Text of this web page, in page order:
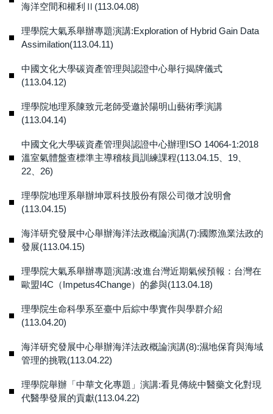
海洋空間和權利Ⅱ(113.04.08)
理學院大氣系舉辦專題演講:Exploration of Hybrid Gain Data
Assimilation(113.04.11)
中國文化大學碳資產管理與認證中心舉行揭牌儀式
(113.04.12)
理學院地理系陳致元老師受邀於陽明山藝術季演講
(113.04.14)
中國文化大學碳資產管理與認證中心辦理ISO 14064-1:2018
溫室氣體盤查標準主導稽核員訓練課程(113.04.15、19、
22、26)
理學院地理系舉辦坤眾科技股份有限公司徵才說明會
(113.04.15)
海洋研究發展中心舉辦海洋法政概論演講(7):國際漁業法政的
發展(113.04.15)
理學院大氣系舉辦專題演講:改進台灣近期氣候預報：台灣在
歐盟I4C（Impetus4Change）的參與(113.04.18)
理學院生命科學系至臺中后綜中學實作與學群介紹
(113.04.20)
海洋研究發展中心舉辦海洋法政概論演講(8):濕地保育與海域
管理的挑戰(113.04.22)
理學院舉辦「中華文化專題」演講:看見傳統中醫藥文化對現
代醫學發展的貢獻(113.04.22)